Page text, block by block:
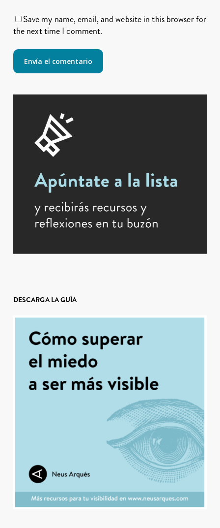
Save my name, email, and website in this browser for
the next time I comment.
DESCARGA LA GUÍA